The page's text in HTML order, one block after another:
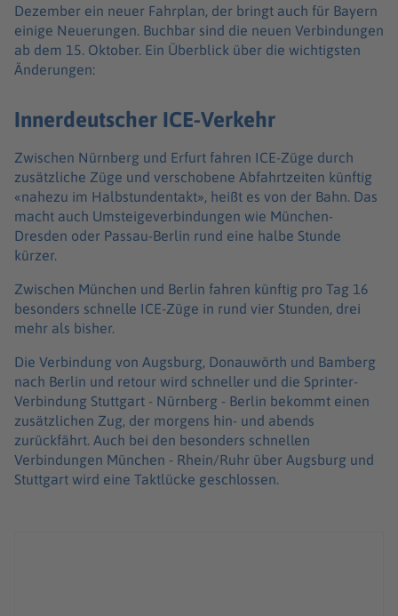
Dezember ein neuer Fahrplan, der bringt auch für Bayern
einige Neuerungen. Buchbar sind die neuen Verbindungen
ab dem 15. Oktober. Ein Überblick über die wichtigsten
Änderungen:
Innerdeutscher ICE-Verkehr
Zwischen Nürnberg und Erfurt fahren ICE-Züge durch
zusätzliche Züge und verschobene Abfahrtzeiten künftig
«nahezu im Halbstundentakt», heißt es von der Bahn. Das
macht auch Umsteigeverbindungen wie München-
Dresden oder Passau-Berlin rund eine halbe Stunde
kürzer.
Zwischen München und Berlin fahren künftig pro Tag 16
besonders schnelle ICE-Züge in rund vier Stunden, drei
mehr als bisher.
Die Verbindung von Augsburg, Donauwörth und Bamberg
nach Berlin und retour wird schneller und die Sprinter-
Verbindung Stuttgart - Nürnberg - Berlin bekommt einen
zusätzlichen Zug, der morgens hin- und abends
zurückfährt. Auch bei den besonders schnellen
Verbindungen München - Rhein/Ruhr über Augsburg und
Stuttgart wird eine Taktlücke geschlossen.